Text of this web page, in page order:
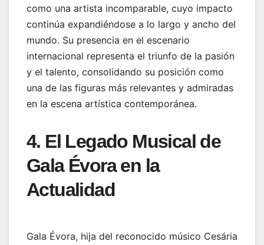
como una artista incomparable, cuyo impacto
continúa expandiéndose a lo largo y ancho del
mundo. Su presencia en el escenario
internacional representa el triunfo de la pasión
y el talento, consolidando su posición como
una de las figuras más relevantes y admiradas
en la escena artística contemporánea.
4. El Legado Musical de
Gala Évora en la
Actualidad
Gala Évora, hija del reconocido músico Cesária